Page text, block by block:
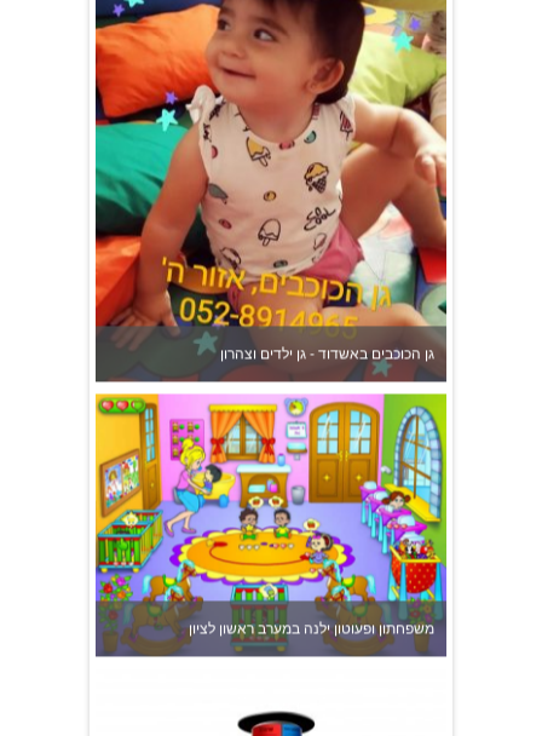
גן הכוכבים באשדוד - גן ילדים וצהרון
משפחתון ופעוטון ילנה במערב ראשון לציון